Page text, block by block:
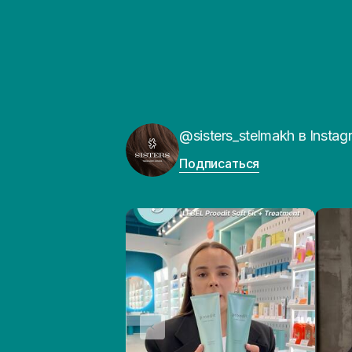
@sisters_stelmakh в
Подписаться